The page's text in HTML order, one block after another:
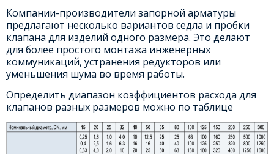
Компании-производители запорной арматуры
предлагают несколько вариантов седла и пробки
клапана для изделий одного размера. Это делают
для более простого монтажа инженерных
коммуникаций, устранения редукторов или
уменьшения шума во время работы.
Определить диапазон коэффициентов расхода для
клапанов разных размеров можно по таблице